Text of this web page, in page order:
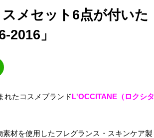
メセット6点が付いた
2016」
れたコスメブランドL'OCCITANE（ロクシタ
材を使用したフレグランス・スキンケア製